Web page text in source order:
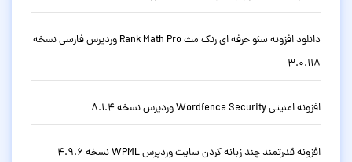
دانلود افزونه سئو حرفه ای رنک مث Rank Math Pro وردپرس فارسی نسخه
3.0.118
افزونه امنیتی Wordfence Security وردپرس نسخه 8.1.4
افزونه قدرتمند چند زبانه کردن سایت وردپرس WPML نسخه 4.9.6